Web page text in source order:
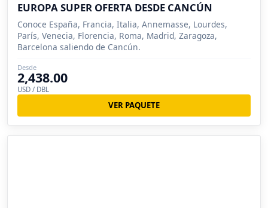
EUROPA SUPER OFERTA DESDE CANCÚN
Conoce España, Francia, Italia, Annemasse, Lourdes,
París, Venecia, Florencia, Roma, Madrid, Zaragoza,
Barcelona saliendo de Cancún.
Desde
2,438.00
USD / DBL
VER PAQUETE